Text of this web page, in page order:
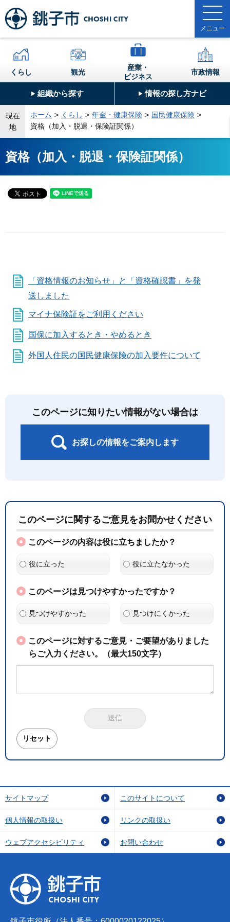
組織から探す 情報の探し方ナビ
くらし 観光
産業・
ビジネス
市政情報
現在
地
ホーム くらし 年金・健康保険
国民健康保険
資格（加入・脱退・保険証関係）
資格（加入・脱退・保険証関係）
「資格情報のお知らせ」と「資格確認書」を発
送しました
マイナ保険証をご利用ください
国保に加入するとき・やめるとき
外国人住民の国民健康保険の加入要件について
このページに知りたい情報がない場合は
お探しの情報をご案内します
このページに関するご意見をお聞かせください
このページの内容は役に立ちましたか？
役に立った 役に立たなかった
このページは見つけやすかったですか？
見つけやすかった 見つけにくかった
このページに対するご意見・ご要望がありました
らご入力ください。（最大150文字）
サイトマップ このサイトについて
個人情報の取扱い リンクの取扱い
ウェブアクセシビリティ お問い合わせ